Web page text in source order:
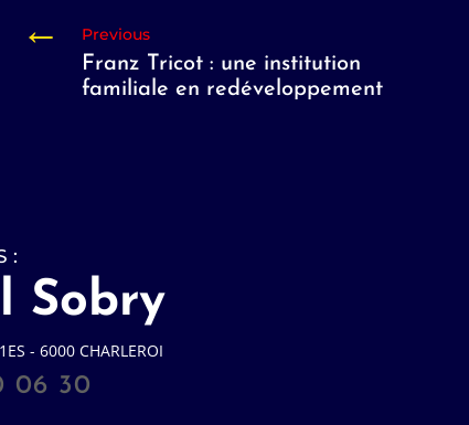
←
Franz Tricot : une institution
familiale en redéveloppement
:
Sobry
- 6000 CHARLEROI
06 30